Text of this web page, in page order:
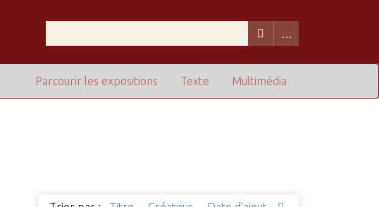
Multimédia
Texte
Parcourir les expositions